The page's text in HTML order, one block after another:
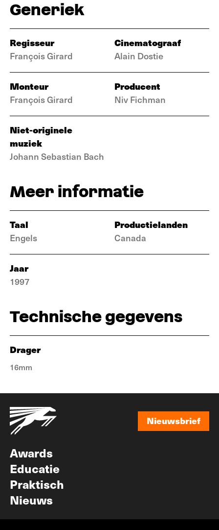
Generiek
Regisseur
François Girard
Cinematograaf
Alain Dostie
Monteur
François Girard
Producent
Niv Fichman
Niet-originele
muziek
Johann Sebastian Bach
Meer informatie
Taal
Engels
Productielanden
Canada
Jaar
1997
Technische gegevens
Drager
16mm
Nieuwsbrief
Awards
Educatie
Praktisch
Nieuws